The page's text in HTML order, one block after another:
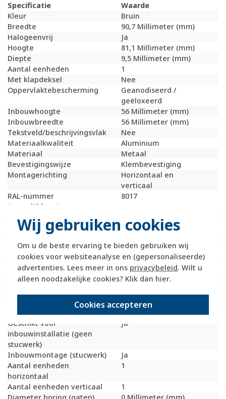
Wij gebruiken cookies
Om u de beste ervaring te bieden gebruiken wij
cookies voor websiteanalyse en (gepersonaliseerde)
advertenties. Lees meer in ons privacybeleid. Wilt u
alleen noodzakelijke cookies? Klik dan hier.
Cookies accepteren
Specificatie
Waarde
Kleur
Bruin
Breedte
90,7 Millimeter (mm)
Halogeenvrij
Ja
Hoogte
81,1 Millimeter (mm)
Diepte
9,5 Millimeter (mm)
Aantal eenheden
1
Met klapdeksel
Nee
Oppervlaktebescherming
Geanodiseerd /
geëloxeerd
Inbouwhoogte
56 Millimeter (mm)
Inbouwbreedte
56 Millimeter (mm)
Tekstveld/beschrijvingsvlak
Nee
Materiaalkwaliteit
Aluminium
Materiaal
Metaal
Bevestigingswijze
Klembevestiging
Montagerichting
Horizontaal en
verticaal
RAL-nummer
(vergelijkbaar)
8017
Slagvastheid
Beschermingsgraad (IP)
IP20
Transparant
Nee
Uitvoering oppervlakte
Mat
Geschikt voor wandgoot
Ja
Geschikt voor
Ja
Bondige uitvoering
Nee
Geschikt voor
inbouwinstallatie (geen
stucwerk)
Ja
Inbouwmontage (stucwerk)
Ja
Aantal eenheden
horizontaal
1
Aantal eenheden verticaal
1